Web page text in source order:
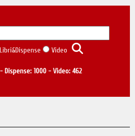
Libri&Dispense Video
Dispense: 1000 - Video: 462